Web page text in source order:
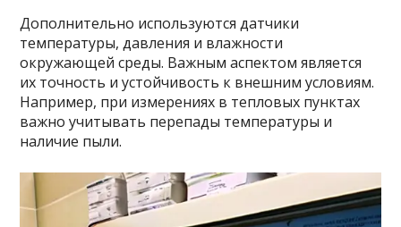
Дополнительно используются датчики
температуры, давления и влажности
окружающей среды. Важным аспектом является
их точность и устойчивость к внешним условиям.
Например, при измерениях в тепловых пунктах
важно учитывать перепады температуры и
наличие пыли.